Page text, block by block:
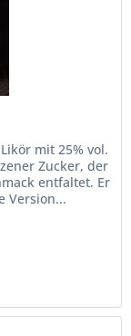
mit 25% vol.
Zucker, der
entfaltet. Er
Version...